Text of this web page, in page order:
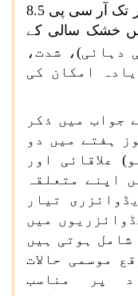
تک آر سی پی 8.5
خشک سالی کے
دہائی)، شدت،
امکان کی
جواب میں ذکر
ہفتے میں دو
علاقائی اور
اپنے متعلقہ
تیار
میں
شامل ہوتی ہیں
موسمی حالات
پر مناسب